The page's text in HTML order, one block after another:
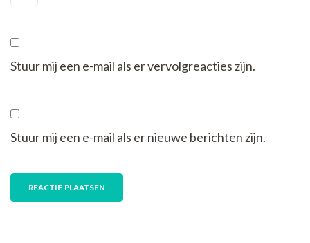
Stuur mij een e-mail als er vervolgreacties zijn.
Stuur mij een e-mail als er nieuwe berichten zijn.